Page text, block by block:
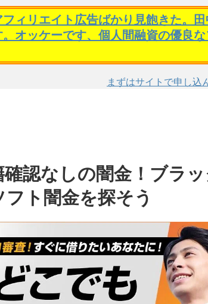
ィリエイト広告ばかり見飽きた。
オッケーです、個人間融資の優良
まずはサイトで申し込
確認なしの闇金！ブラ
フト闇金を探そう